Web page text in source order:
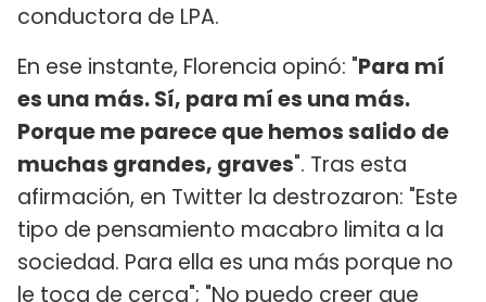
conductora de LPA.
En ese instante, Florencia opinó: "Para mí
es una más. Sí, para mí es una más.
Porque me parece que hemos salido de
muchas grandes, graves". Tras esta
afirmación, en Twitter la destrozaron: "Este
tipo de pensamiento macabro limita a la
sociedad. Para ella es una más porque no
le toca de cerca"; "No puedo creer que